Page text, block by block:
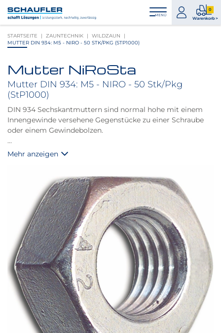
Inhalt
Hauptnavigation
Footernavigation
Logo
Schaufler
verlinkt
zur
MENÜ
zum
Konto
0
Warenkorb >
0
STARTSEITE ZAUNTECHNIK
WILDZAUN
MUTTER DIN 934: M5 - NIRO - 50 STK/PKG (STP1000)
Produktbilder
Mutter NiRoSta
Mutter DIN 934: M5 - NIRO - 50 Stk/Pkg
(StP1000)
DIN 934 Sechskantmuttern sind normal hohe mit einem
Innengewinde versehene Gegenstücke zu einer Schraube
oder einem Gewindebolzen.
Hinweis:
Mehr anzeigen